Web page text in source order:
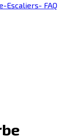
Escaliers- FAQ